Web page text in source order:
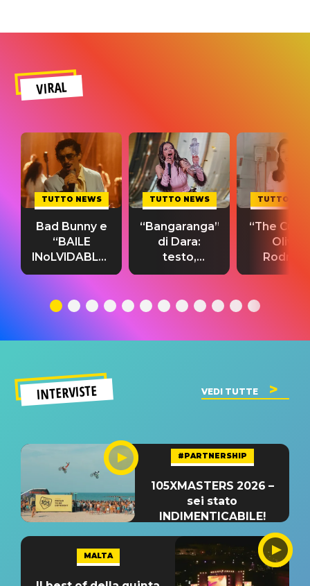
VIRAL
TUTTO NEWS
Bad Bunny e
“BAILE
INoLVIDABLE”:
testo,
significato
TUTTO NEWS
“Bangaranga”
di Dara:
testo,
traduzione e
del singolo
TUTTO
“The
Olivia
testo,
INTERVISTE VEDI TUTTE
#PARTNERSHIP
105XMASTERS 2026 –
sei stato
INDIMENTICABILE!
MALTA